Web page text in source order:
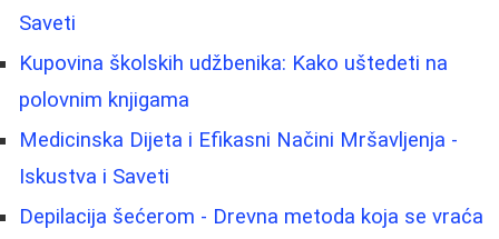
Saveti
Kupovina školskih udžbenika: Kako uštedeti na
polovnim knjigama
Medicinska Dijeta i Efikasni Načini Mršavljenja -
Iskustva i Saveti
Depilacija šećerom - Drevna metoda koja se vraća